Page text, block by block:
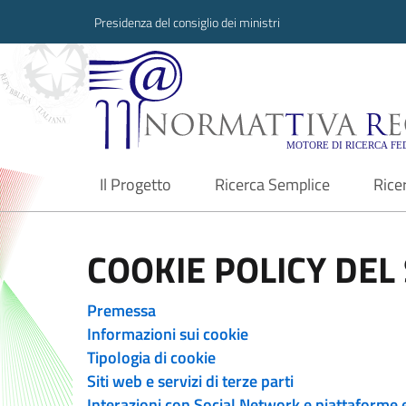
Presidenza del consiglio dei ministri
Normattiva
Il Progetto
current Ricerca Semplice
COOKIE POLICY
Premessa
Informazioni sui cookie
Tipologia di cookie
Siti web e servizi di terze parti